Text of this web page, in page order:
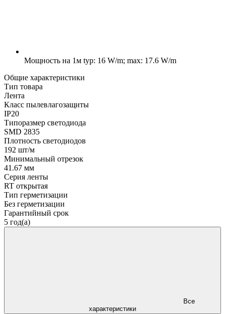
Мощность на 1м typ: 16 W/m; max: 17.6 W/m
Общие характеристики
Тип товара
Лента
Класс пылевлагозащиты
IP20
Типоразмер светодиода
SMD 2835
Плотность светодиодов
192 шт/м
Минимальный отрезок
41.67 мм
Серия ленты
RT открытая
Тип герметизации
Без герметизации
Гарантийный срок
5 год(а)
характеристики